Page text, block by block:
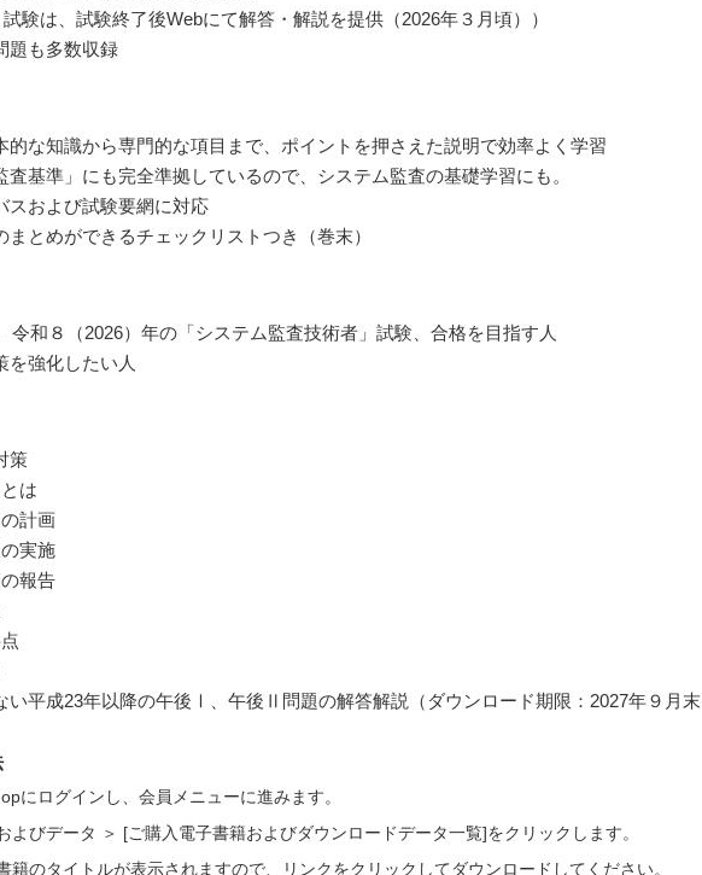
試験は、試験終了後Webにて解答・解説を提供（2026年３月頃））
題も多数収録
的な知識から専門的な項目まで、ポイントを押さえた説明で効率よく学習
査基準」にも完全準拠しているので、システム監査の基礎学習にも。
スおよび試験要網に対応
まとめができるチェックリストつき（巻末）
令和８（2026）年の「システム監査技術者」試験、合格を目指す人
を強化したい人
策
は
計画
実施
報告
い平成23年以降の午後Ⅰ、午後Ⅱ問題の解答解説（ダウンロード期限：2027年９月
にログインし、会員メニューに進みます。
よびデータ ＞ [ご購入電子書籍およびダウンロードデータ一覧]をクリックします。
籍のタイトルが表示されますので、リンクをクリックしてダウンロードしてください。